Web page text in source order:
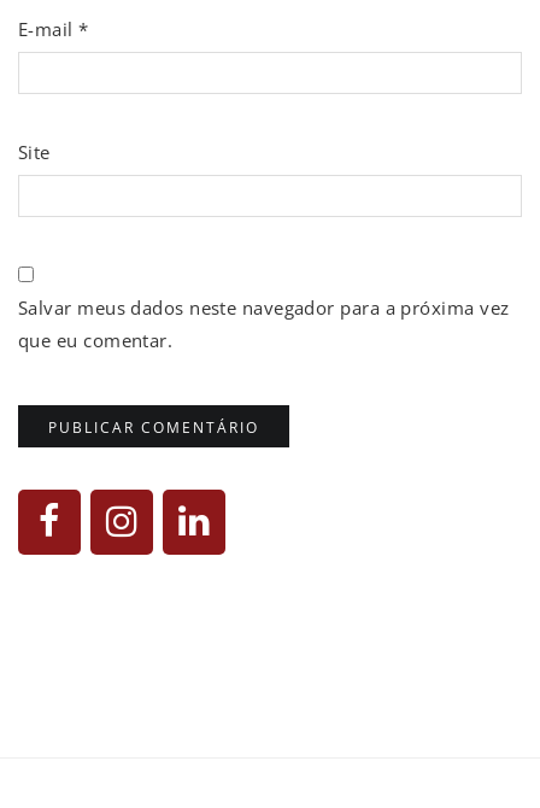
E-mail*
Site
Salvar meus dados neste navegador para a próxima vez
que eu comentar.